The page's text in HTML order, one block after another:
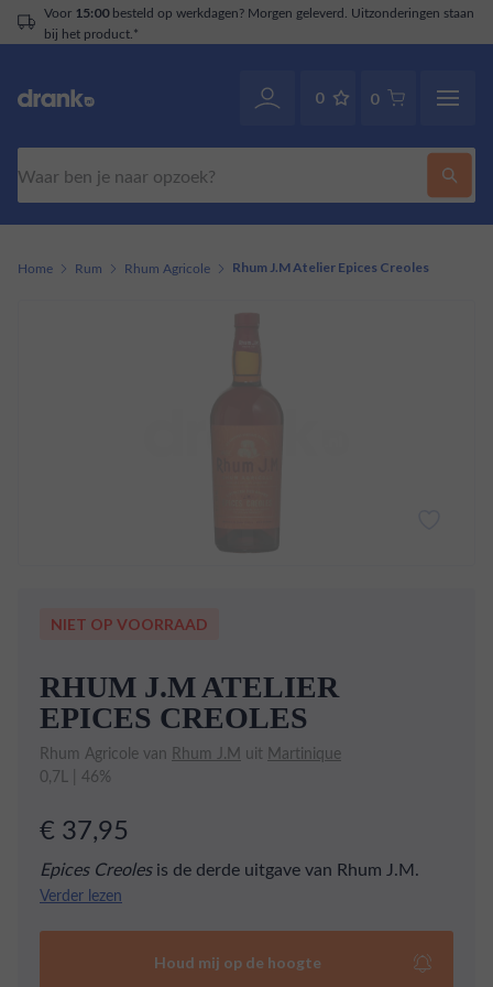
Voor 15:00besteld op werkdagen? Morgen geleverd. Uitzonderingen staan
bij het product.*
0 0
Home Rum Rhum Agricole Rhum J.M Atelier Epices Creoles
NIET OP VOORRAAD
RHUM J.M ATELIER
EPICES CREOLES
Rhum Agricole van Rhum J.M uit Martinique
0,7L | 46%
€ 37,95
Epices Creolesis de derde uitgave van Rhum J.M.
binnen de '
één van de kruidigste rums uit het West-Indisch
Verder lezen
Houd mij op de hoogte